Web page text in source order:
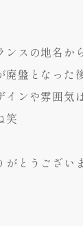
スの地名
盤となっ
ンや雰囲
笑
とうござい